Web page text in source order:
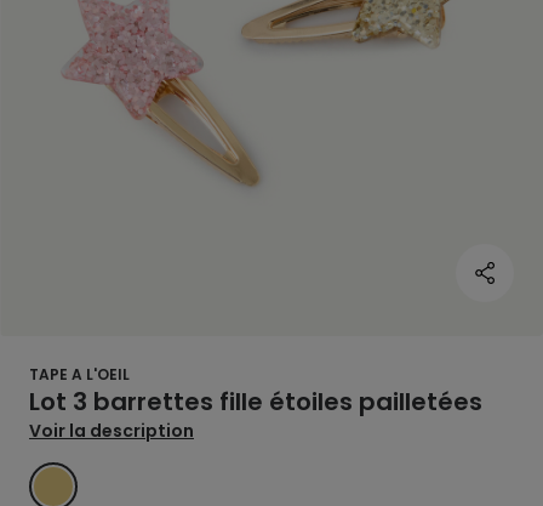
TAPE A L'OEIL
Lot 3 barrettes fille étoiles pailletées
Voir la description
DORE